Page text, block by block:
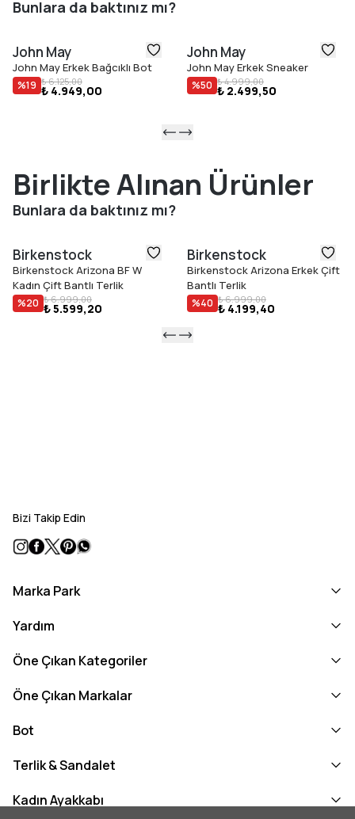
Bunlara da baktınız mı?
John May
John May Erkek Bağcıklı Bot
%19 ₺ 6.125,00
₺ 4.949,00
John May
John May Erkek Sneaker
%50 ₺ 4.999,00
₺ 2.499,50
Birlikte Alınan Ürünler
Bunlara da baktınız mı?
Birkenstock
Birkenstock Arizona BF W
Kadın Çift Bantlı Terlik
%20 ₺ 6.999,00
₺ 5.599,20
Birkenstock
Birkenstock Arizona Erkek Çift
Bantlı Terlik
%40 ₺ 6.999,00
₺ 4.199,40
Bizi Takip Edin
Marka Park
Yardım
Öne Çıkan Kategoriler
Öne Çıkan Markalar
Bot
Terlik & Sandalet
Kadın Ayakkabı